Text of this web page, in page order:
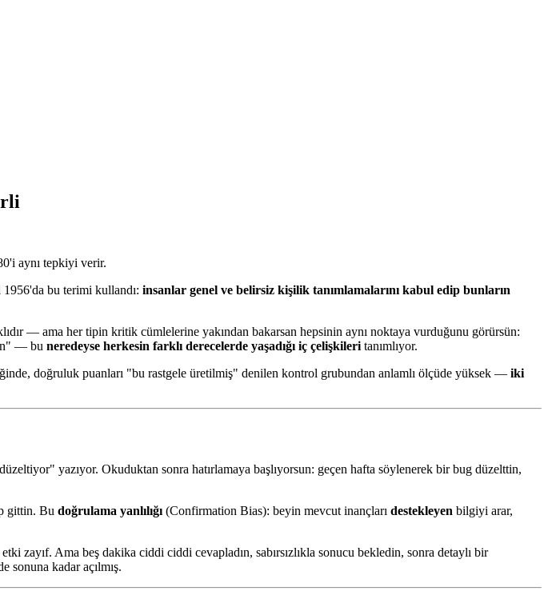
aynı tepkiyi verir.
bu terimi kullandı: insanlar genel ve belirsiz kişilik tanımlamalarını kabul edip bunların
— ama her tipin kritik cümlelerine yakından bakarsan hepsinin aynı noktaya vurduğunu görürsün:
— bu neredeyse herkesin farklı derecelerde yaşadığı iç çelişkileri tanımlıyor.
doğruluk puanları "bu rastgele üretilmiş" denilen kontrol grubundan anlamlı ölçüde yüksek — iki
yazıyor. Okuduktan sonra hatırlamaya başlıyorsun: geçen hafta söylenerek bir bug düzelttin,
gittin. Bu doğrulama yanlılığı(Confirmation Bias): beyin mevcut inançları destekleyen bilgiyi arar,
zayıf. Ama beş dakika ciddi ciddi cevapladın, sabırsızlıkla sonucu bekledin, sonra detaylı bir
sonuna kadar açılmış.